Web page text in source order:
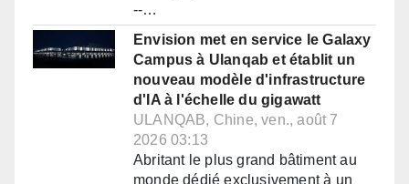
--…
Envision met en service le Galaxy
Campus à Ulanqab et établit un
nouveau modèle d'infrastructure
d'IA à l'échelle du gigawatt
ULANQAB, Chine, ven., août 7
2026 03:13
Abritant le plus grand bâtiment au
monde dédié exclusivement à un